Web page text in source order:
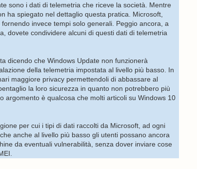
sono i dati di telemetria che riceve la società. Mentre
ha spiegato nel dettaglio questa pratica. Microsoft,
invece tempi solo generali. Peggio ancora, a
dovete condividere alcuni di questi dati di telemetria
dicendo che Windows Update non funzionerà
della telemetria impostata al livello più basso. In
maggiore privacy permettendoli di abbassare al
la loro sicurezza in quanto non potrebbero più
argomento è qualcosa che molti articoli su Windows 10
per cui i tipi di dati raccolti da Microsoft, ad ogni
anche al livello più basso gli utenti possano ancora
da eventuali vulnerabilità, senza dover inviare cose